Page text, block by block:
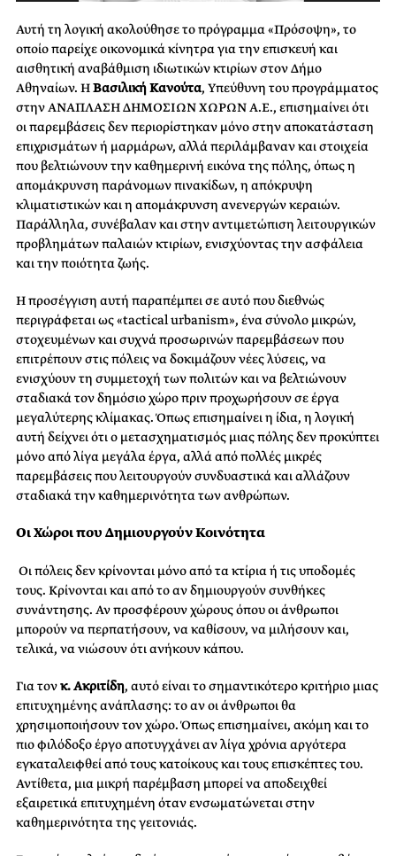
Αυτή τη λογική ακολούθησε το πρόγραμμα «Πρόσοψη», το
οποίο παρείχε οικονομικά κίνητρα για την επισκευή και
αισθητική αναβάθμιση ιδιωτικών κτιρίων στον Δήμο
Αθηναίων. ΗΒασιλική Κανούτα, Υπεύθυνη του προγράμματος
στην ΑΝΑΠΛΑΣΗ ΔΗΜΟΣΙΩΝ ΧΩΡΩΝ Α.Ε., επισημαίνει ότι
οι παρεμβάσεις δεν περιορίστηκαν μόνο στην αποκατάσταση
επιχρισμάτων ή μαρμάρων, αλλά περιλάμβαναν και στοιχεία
που βελτιώνουν την καθημερινή εικόνα της πόλης, όπως η
απομάκρυνση παράνομων πινακίδων, η απόκρυψη
κλιματιστικών και η απομάκρυνση ανενεργών κεραιών.
Παράλληλα, συνέβαλαν και στην αντιμετώπιση λειτουργικών
προβλημάτων παλαιών κτιρίων, ενισχύοντας την ασφάλεια
και την ποιότητα ζωής.
Η προσέγγιση αυτή παραπέμπει σε αυτό που διεθνώς
περιγράφεται ως «tactical urbanism», ένα σύνολο μικρών,
στοχευμένων και συχνά προσωρινών παρεμβάσεων που
επιτρέπουν στις πόλεις να δοκιμάζουν νέες λύσεις, να
ενισχύουν τη συμμετοχή των πολιτών και να βελτιώνουν
σταδιακά τον δημόσιο χώρο πριν προχωρήσουν σε έργα
μεγαλύτερης κλίμακας. Όπως επισημαίνει η ίδια, η λογική
αυτή δείχνει ότι ο μετασχηματισμός μιας πόλης δεν προκύπτει
μόνο από λίγα μεγάλα έργα, αλλά από πολλές μικρές
παρεμβάσεις που λειτουργούν συνδυαστικά και αλλάζουν
σταδιακά την καθημερινότητα των ανθρώπων.
Οι Χώροι που Δημιουργούν Κοινότητα
Οι πόλεις δεν κρίνονται μόνο από τα κτίρια ή τις υποδομές
τους. Κρίνονται και από το αν δημιουργούν συνθήκες
συνάντησης. Αν προσφέρουν χώρους όπου οι άνθρωποι
μπορούν να περπατήσουν, να καθίσουν, να μιλήσουν και,
τελικά, να νιώσουν ότι ανήκουν κάπου.
Για τονκ. Ακριτίδη, αυτό είναι το σημαντικότερο κριτήριο μιας
επιτυχημένης ανάπλασης: το αν οι άνθρωποι θα
χρησιμοποιήσουν τον χώρο. Όπως επισημαίνει, ακόμη και το
πιο φιλόδοξο έργο αποτυγχάνει αν λίγα χρόνια αργότερα
εγκαταλειφθεί από τους κατοίκους και τους επισκέπτες του.
Αντίθετα, μια μικρή παρέμβαση μπορεί να αποδειχθεί
εξαιρετικά επιτυχημένη όταν ενσωματώνεται στην
καθημερινότητα της γειτονιάς.